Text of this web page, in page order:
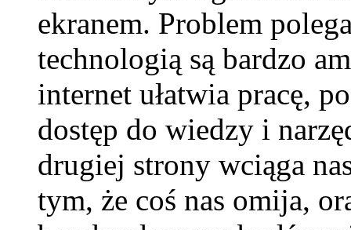
ekranem. Problem
technologią są bardzo
internet ułatwia pracę,
dostęp do wiedzy i
drugiej strony wciąga
tym, że coś nas omija,